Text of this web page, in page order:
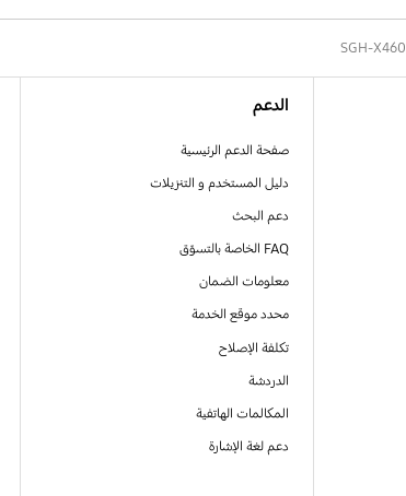
SGH-X460
الدعم
صفحة الدعم الرئيسية
دليل المستخدم و التنزيلات
دعم البحث
FAQ الخاصة بالتسوّق
معلومات الضمان
محدد موقع الخدمة
تكلفة الإصلاح
الدردشة
المكالمات الهاتفية
دعم لغة الإشارة